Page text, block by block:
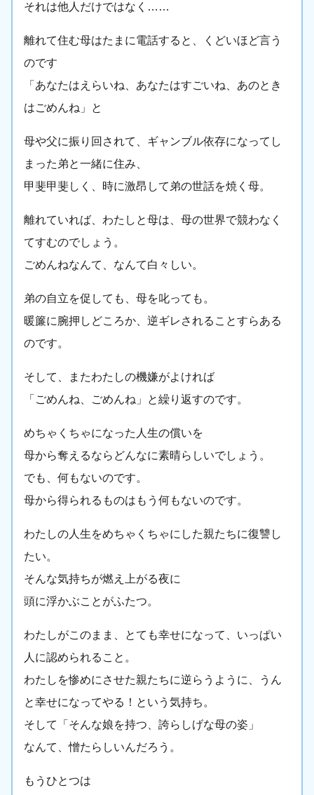
それは他人だけではなく……
離れて住む母はたまに電話すると、くどいほど言う
のです
「あなたはえらいね、あなたはすごいね、あのとき
はごめんね」と
母や父に振り回されて、ギャンブル依存になってし
まった弟と一緒に住み、
甲斐甲斐しく、時に激昂して弟の世話を焼く母。
離れていれば、わたしと母は、母の世界で競わなく
てすむのでしょう。
ごめんねなんて、なんて白々しい。
弟の自立を促しても、母を叱っても。
暖簾に腕押しどころか、逆ギレされることすらある
のです。
そして、またわたしの機嫌がよければ
「ごめんね、ごめんね」と繰り返すのです。
めちゃくちゃになった人生の償いを
母から奪えるならどんなに素晴らしいでしょう。
でも、何もないのです。
母から得られるものはもう何もないのです。
わたしの人生をめちゃくちゃにした親たちに復讐し
たい。
そんな気持ちが燃え上がる夜に
頭に浮かぶことがふたつ。
わたしがこのまま、とても幸せになって、いっぱい
人に認められること。
わたしを惨めにさせた親たちに逆らうように、うん
と幸せになってやる！という気持ち。
そして「そんな娘を持つ、誇らしげな母の姿」
なんて、憎たらしいんだろう。
もうひとつは